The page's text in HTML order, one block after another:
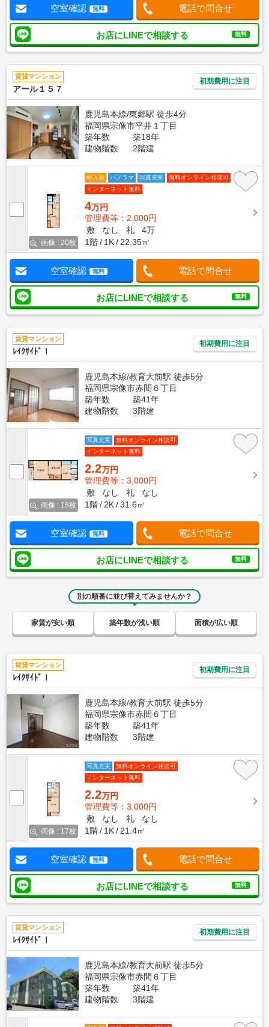
空室確認 無料 電話で問合せ
お店にLINEで相談する 無料
賃貸マンション
アール１５７
初期費用に注目
鹿児島本線/東郷駅 徒歩4分
福岡県宗像市平井１丁目
築年数
築18年
建物階数
2階建
画像 : 20枚
即入居 パノラマ 写真充実
無料オンライン相談可
インターネット無料
4万円
管理費等：2,000円
敷
なし 礼
4万
1階
1K 22.35㎡
空室確認 無料 電話で問合せ
お店にLINEで相談する 無料
賃貸マンション
ﾚｲｸｻｲﾄﾞⅠ
初期費用に注目
鹿児島本線/教育大前駅 徒歩5分
福岡県宗像市赤間６丁目
築年数
築41年
建物階数
3階建
画像 : 18枚
写真充実
無料オンライン相談可
インターネット無料
2.2万円
管理費等：3,000円
敷
なし 礼
なし
1階
2K 31.6㎡
空室確認 無料 電話で問合せ
お店にLINEで相談する 無料
別の順番に並び替えてみませんか？
家賃が安い順 築年数が浅い順 面積が広い順
賃貸マンション
ﾚｲｸｻｲﾄﾞⅠ
初期費用に注目
鹿児島本線/教育大前駅 徒歩5分
福岡県宗像市赤間６丁目
築年数
築41年
建物階数
3階建
画像 : 17枚
写真充実
無料オンライン相談可
インターネット無料
2.2万円
管理費等：3,000円
敷
なし 礼
なし
1階
1K 21.4㎡
空室確認 無料 電話で問合せ
お店にLINEで相談する 無料
賃貸マンション
ﾚｲｸｻｲﾄﾞⅠ
初期費用に注目
鹿児島本線/教育大前駅 徒歩5分
福岡県宗像市赤間６丁目
築年数
築41年
建物階数
3階建